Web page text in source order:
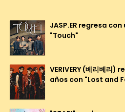
JASP.ER regresa
"Touch"
VERIVERY (베리베리
años con "Lost and